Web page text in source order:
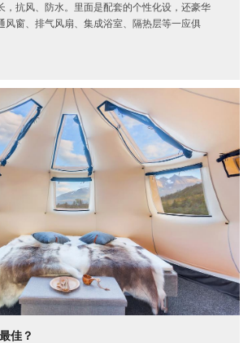
，抗风、防水。里面是配套的个性化设，还豪华
风窗、排气风扇、集成浴室、隔热层等一应俱
佳？